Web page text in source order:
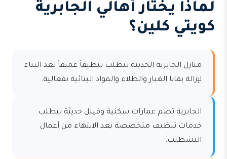
لماذا يختار أهالي الجابرية
كويتي كلين؟
منازل الجابرية الحديثة تتطلب تنظيفاً عميقاً بعد البناء
لإزالة بقايا الغبار والطلاء والمواد البنائية بفعالية.
الجابرية تضم عمارات سكنية وفيلل حديثة تتطلب
خدمات تنظيف متخصصة بعد الانتهاء من أعمال
التشطيب.